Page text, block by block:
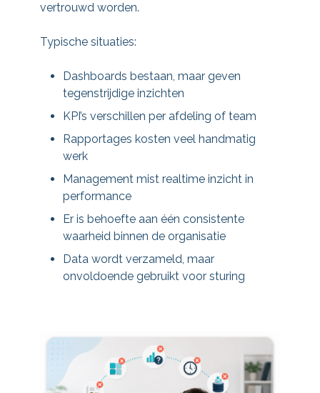
vertrouwd worden.
Typische situaties:
Dashboards bestaan, maar geven
tegenstrijdige inzichten
KPI’s verschillen per afdeling of team
Rapportages kosten veel handmatig
werk
Management mist realtime inzicht in
performance
Er is behoefte aan één consistente
waarheid binnen de organisatie
Data wordt verzameld, maar
onvoldoende gebruikt voor sturing